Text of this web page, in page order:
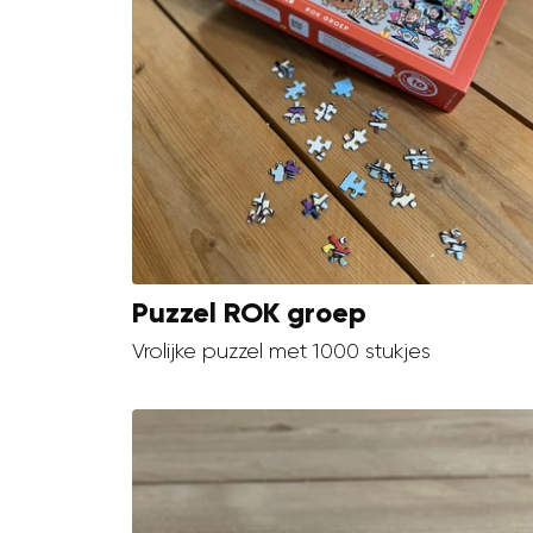
Puzzel ROK groep
Vrolijke puzzel met 1000 stukjes